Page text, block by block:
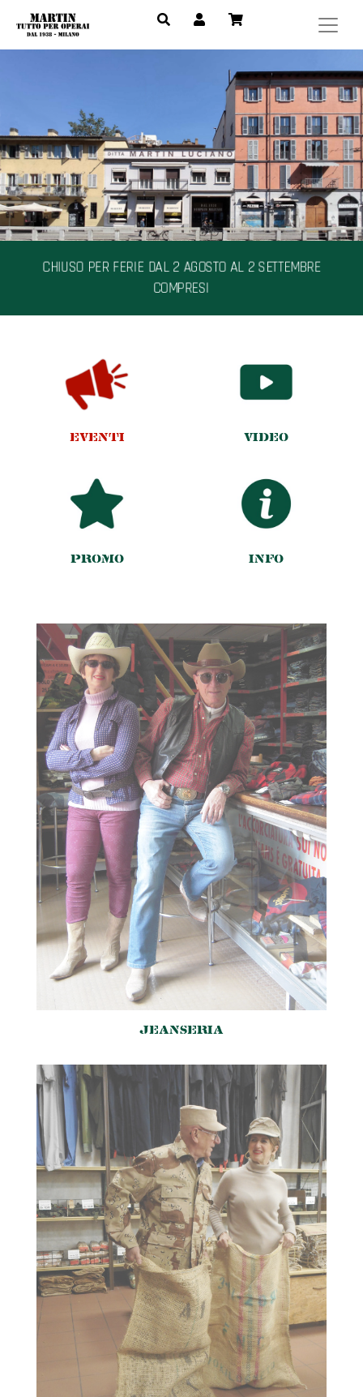
CHIUSO PER FERIE DAL 2 AGOSTO AL 2 SETTEMBRE
COMPRESI
EVENTI VIDEO
PROMO INFO
JEANSERIA